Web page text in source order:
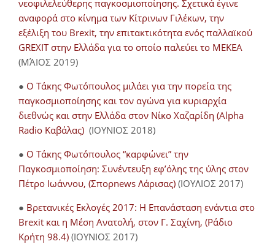
νεοφιλελεύθερης παγκοσμιοποίησης. Σχετικά έγινε
αναφορά στο κίνημα των Κίτρινων Γιλέκων, την
εξέλιξη του Brexit, την επιτακτικότητα ενός παλλαϊκού
GREXIT στην Ελλάδα για το οποίο παλεύει το ΜΕΚΕΑ
(ΜΆΙΟΣ 2019)
● Ο Τάκης Φωτόπουλος μιλάει για την πορεία της
παγκοσμιοποίησης και τον αγώνα για κυριαρχία
διεθνώς και στην Ελλάδα στον Νίκο Χαζαρίδη (Alpha
Radio Καβάλας) (ΙΟΥΝΙΟΣ 2018)
● Ο Τάκης Φωτόπουλος “καρφώνει” την
Παγκοσμιοποίηση: Συνέντευξη εφ’όλης της ύλης στον
Πέτρο Ιωάννου, (Σπορnews Λάρισας) (ΙΟΥΛΙΟΣ 2017)
● Βρετανικές Εκλογές 2017: Η Επανάσταση ενάντια στο
Brexit και η Μέση Ανατολή, στον Γ. Σαχίνη, (Ράδιο
Κρήτη 98.4) (ΙΟΥΝΙΟΣ 2017)